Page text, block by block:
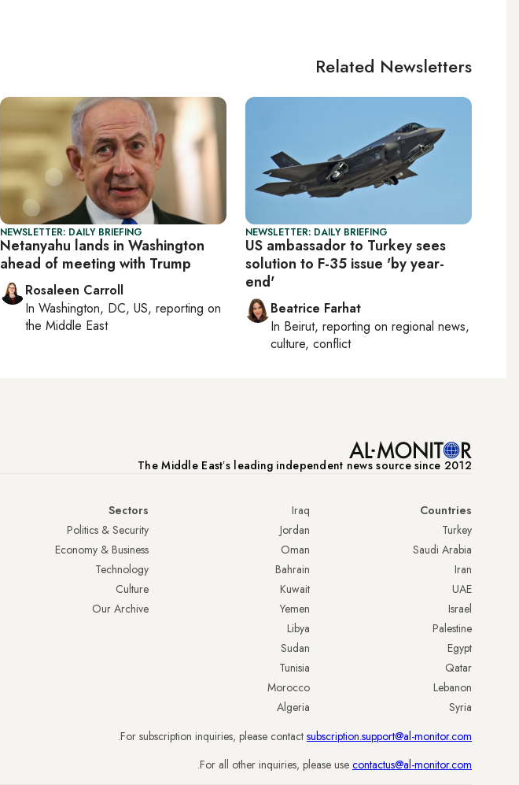
Related Newsletters
NEWSLETTER: DAILY BRIEFING
US ambassador to Turkey sees
solution to F-35 issue 'by year-
end'
Beatrice Farhat
In Beirut, reporting on regional news,
culture, conflict
NEWSLETTER: DAILY BRIEFING
Netanyahu lands in Washington
ahead of meeting with Trump
Rosaleen Carroll
In Washington, DC, US, reporting on
the Middle East
The Middle Eastʼs leading independent news source since 2012
Countries
Turkey
Saudi Arabia
Iran
UAE
Israel
Palestine
Egypt
Qatar
Lebanon
Syria
Iraq
Jordan
Oman
Bahrain
Kuwait
Yemen
Libya
Sudan
Tunisia
Morocco
Algeria
Sectors
Politics & Security
Economy & Business
Technology
Culture
Our Archive
For subscription inquiries, please contact subscription.support@al-monitor.com
.
For all other inquiries, please use contactus@al-monitor.com
.